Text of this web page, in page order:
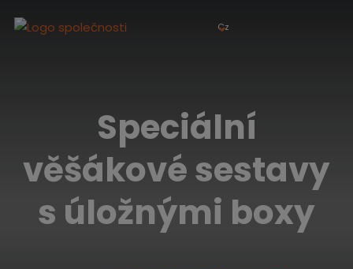
Cz
Speciální
věšákové sestavy
s úložnými boxy